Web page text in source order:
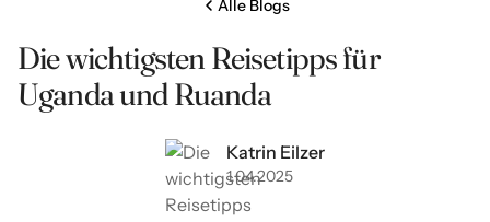
Alle Blogs
Die wichtigsten Reisetipps für
Uganda und Ruanda
Katrin Eilzer
1 04 2025